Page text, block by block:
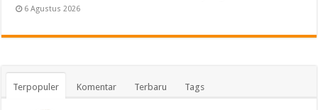
6 Agustus 2026
Terpopuler Komentar Terbaru Tags